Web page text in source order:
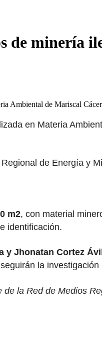
de minería
Ambiental de Mariscal
en Materia
de Energía y
m2, con material
identificación.
y Jhonatan Cortez
la
de la Red de Medios